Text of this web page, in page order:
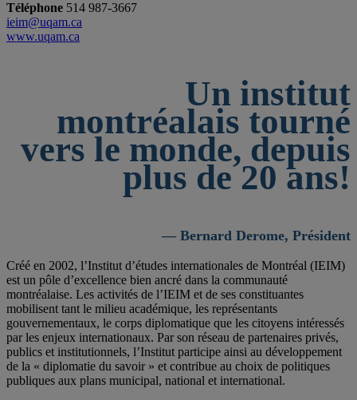
Téléphone 514 987-3667
ieim@uqam.ca
www.uqam.ca
Un institut
montréalais tourné
vers le monde, depuis
plus de 20 ans!
— Bernard Derome, Président
Créé en 2002, l’Institut d’études internationales de Montréal (IEIM)
est un pôle d’excellence bien ancré dans la communauté
montréalaise. Les activités de l’IEIM et de ses constituantes
mobilisent tant le milieu académique, les représentants
gouvernementaux, le corps diplomatique que les citoyens intéressés
par les enjeux internationaux. Par son réseau de partenaires privés,
publics et institutionnels, l’Institut participe ainsi au développement
de la « diplomatie du savoir » et contribue au choix de politiques
publiques aux plans municipal, national et international.